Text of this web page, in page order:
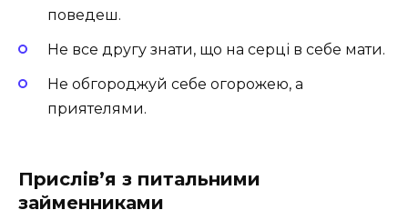
поведеш.
Не все другу знати, що на серці в себе мати.
Не обгороджуй себе огорожею, а
приятелями.
Прислів’я з питальними
займенниками